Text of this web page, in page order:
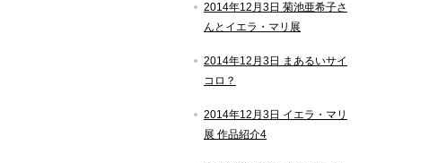
2014年12月3日 菊池亜希子さ
んとイエラ・マリ展
2014年12月3日 まあるいサイ
コロ？
2014年12月3日 イエラ・マリ
展 作品紹介4